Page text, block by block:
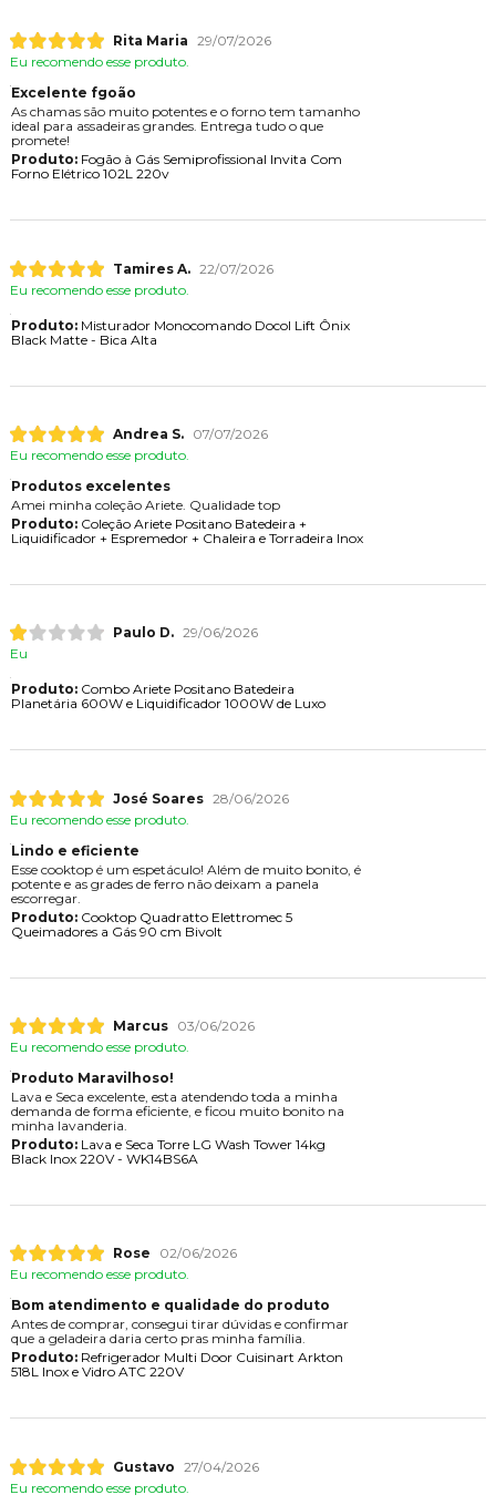
Rita Maria 29/07/2026
Eu recomendo esse produto.
Excelente fgoão
As chamas são muito potentes e o forno tem tamanho
ideal para assadeiras grandes. Entrega tudo o que
promete!
Produto:Fogão à Gás Semiprofissional Invita Com
Forno Elétrico 102L 220v
Tamires A. 22/07/2026
Eu recomendo esse produto.
Produto:Misturador Monocomando Docol Lift Ônix
Black Matte - Bica Alta
Andrea S.
07/07/2026
Eu recomendo esse produto.
Produtos excelentes
Amei minha coleção Ariete. Qualidade top
Produto:Coleção Ariete Positano Batedeira +
Liquidificador + Espremedor + Chaleira e Torradeira Inox
Paulo D. 29/06/2026
Eu
Produto:Combo Ariete Positano Batedeira
Planetária 600W e Liquidificador 1000W de Luxo
José Soares 28/06/2026
Eu recomendo esse produto.
Lindo e eficiente
Esse cooktop é um espetáculo! Além de muito bonito, é
potente e as grades de ferro não deixam a panela
escorregar.
Produto:Cooktop Quadratto Elettromec 5
Queimadores a Gás 90 cm Bivolt
Marcus
03/06/2026
Eu recomendo esse produto.
Produto Maravilhoso!
Lava e Seca excelente, esta atendendo toda a minha
demanda de forma eficiente, e ficou muito bonito na
minha lavanderia.
Produto:Lava e Seca Torre LG Wash Tower 14kg
Black Inox 220V - WK14BS6A
Rose
02/06/2026
Eu recomendo esse produto.
Bom atendimento e qualidade do produto
Antes de comprar, consegui tirar dúvidas e confirmar
que a geladeira daria certo pras minha família.
Produto:Refrigerador Multi Door Cuisinart Arkton
518L Inox e Vidro ATC 220V
Gustavo 27/04/2026
Eu recomendo esse produto.